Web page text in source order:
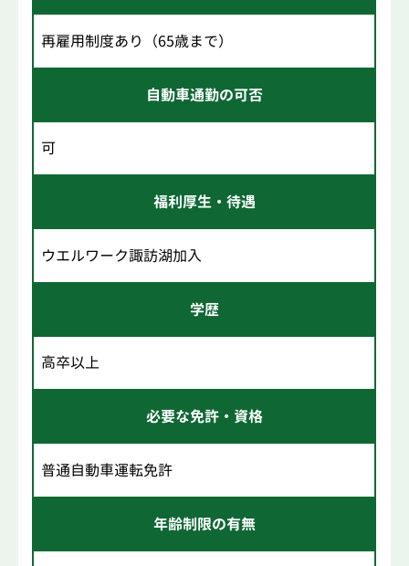
再雇用制度あり（65歳まで）
自動車通勤の可否
可
福利厚生・待遇
ウエルワーク諏訪湖加入
学歴
高卒以上
必要な免許・資格
普通自動車運転免許
年齢制限の有無